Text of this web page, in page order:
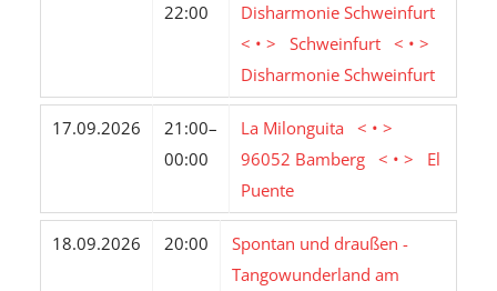
22:00
Disharmonie Schweinfurt
< • > Schweinfurt < • >
Disharmonie Schweinfurt
17.09.2026
21:00–
00:00
La Milonguita < • >
96052 Bamberg < • > El
Puente
18.09.2026 20:00
Spontan und draußen -
Tangowunderland am